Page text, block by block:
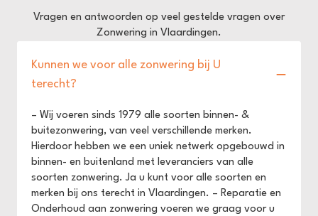
Vragen en antwoorden op veel gestelde vragen over
Zonwering in Vlaardingen.
Kunnen we voor alle zonwering bij U
terecht?
– Wij voeren sinds 1979 alle soorten binnen- &
buitezonwering, van veel verschillende merken.
Hierdoor hebben we een uniek netwerk opgebouwd in
binnen- en buitenland met leveranciers van alle
soorten zonwering. Ja u kunt voor alle soorten en
merken bij ons terecht in Vlaardingen. – Reparatie en
Onderhoud aan zonwering voeren we graag voor u